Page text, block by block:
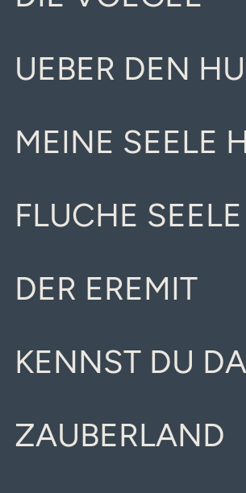
UEBER DEN
MEINE SEELE
FLUCHE
DER EREMIT
KENNST DU
ZAUBERLAND